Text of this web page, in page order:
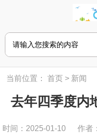
当前位置：首页 > 新闻
去年四季度内
时间：2025-01-10 作者